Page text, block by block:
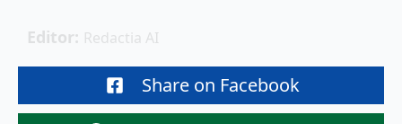
Editor: Redactia AI
Share on Facebook